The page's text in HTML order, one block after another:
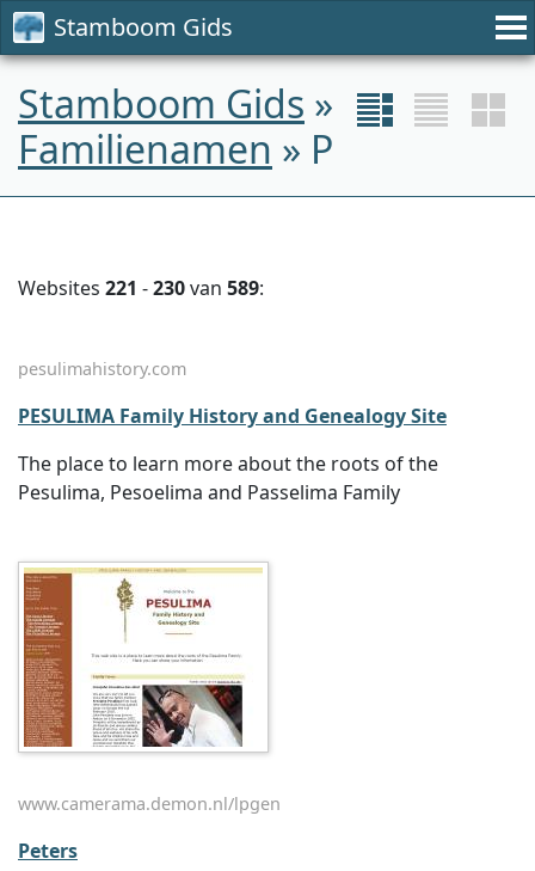
Stamboom Gids
Stamboom Gids »
Familienamen » P
Websites 221 -230van 589:
pesulimahistory.com
PESULIMA Family History and Genealogy Site
The place to learn more about the roots of the
Pesulima, Pesoelima and Passelima Family
www.camerama.demon.nl/lpgen
Peters